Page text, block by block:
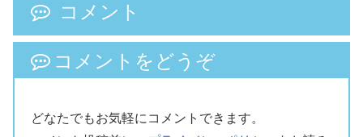
コメント
コメントをどうぞ
どなたでもお気軽にコメントできます。